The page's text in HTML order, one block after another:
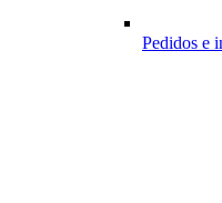
Pedidos e